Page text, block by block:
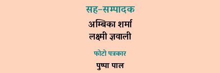
सह–सम्पादक
अम्बिका शर्मा
लक्ष्मी ज्ञवाली
फोटो पत्रकार
पुष्पा पाल